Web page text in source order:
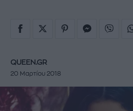
QUEEN.GR
20 Μαρτίου 2018